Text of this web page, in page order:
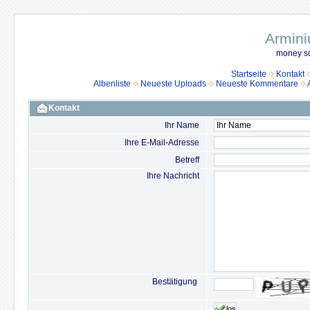
money
Startseite
Kontakt
Albenliste
Neueste Uploads Neueste Kommentare
Kontakt
Ihr Name
Ihre E-Mail-Adresse
Betreff
Ihre Nachricht
Bestätigung